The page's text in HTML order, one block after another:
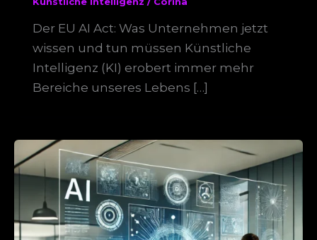
Der EU AI Act: Was Unternehmen jetzt
wissen und tun müssen Künstliche
Intelligenz (KI) erobert immer mehr
Bereiche unseres Lebens […]